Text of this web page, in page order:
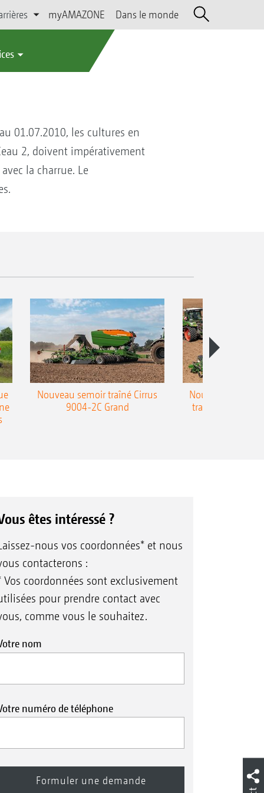
myAMAZONE Dans le monde
01.07.2010, les cultures en
2, doivent impérativement
la charrue. Le
Nouveau semoir traîné Cirrus
9004-2C Grand
Nouveau semoir
traîné Precea-
êtes intéressé ?
nous vos coordonnées* et nous
contacterons :
Vos coordonnées sont exclusivement
pour prendre contact avec
comme vous le souhaitez.
nom
numéro de téléphone